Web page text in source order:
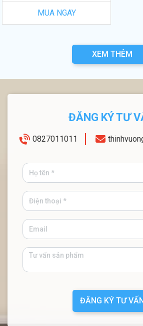
MUA NGAY
XEM THÊM
ĐĂNG KÝ TƯ
0827011011
ĐĂNG KÝ TƯ